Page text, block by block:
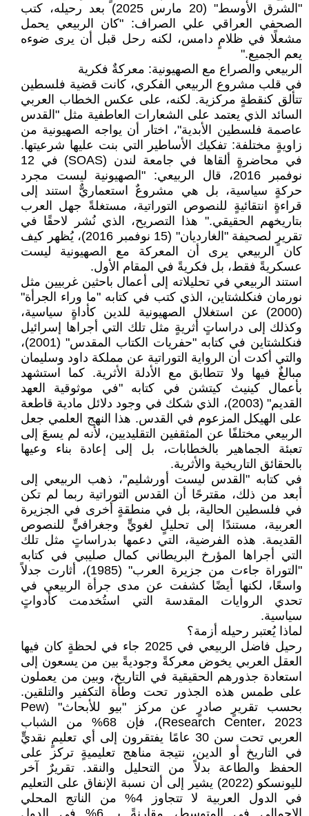
"الشرق الأوسط" (20 مارس 2025) بعد رحيله، كتب
الصحفي العراقي علي الصراف: "كان الربيعي يحمل
مشعلًا في ظلامٍ دامس، لكنه رحل قبل أن يرى ضوءه
يعم الجميع."
الربيعي والصراع مع الصهيونية: معركةٌ فكرية
في قلب مشروع الربيعي الفكري، كانت قضية فلسطين
تتألق كنقطةٍ مركزية. لكنه، على عكس الخطاب العربي
السائد الذي يعتمد على الشعارات العاطفية مثل "القدس
عاصمة فلسطين الأبدية"، اختار أن يواجه الصهيونية من
زاويةٍ مختلفة: تفكيك الأساطير التي بنت عليها شرعيتها.
في محاضرةٍ ألقاها في جامعة لندن (SOAS) في 12
نوفمبر 2016، قال الربيعي: "الصهيونية ليست مجرد
حركةٍ سياسية، بل هي مشروعٌ استعماريٌّ استند إلى
قراءةٍ انتقائيةٍ للنصوص التوراتية، مستغلةً جهل العرب
بتاريخهم الحقيقي." هذا التصريح، الذي نُشر لاحقًا في
تقريرٍ لصحيفة "الغارديان" (15 نوفمبر 2016)، يُظهر كيف
كان الربيعي يرى أن المعركة مع الصهيونية ليست
عسكريةً فقط، بل فكريةً في المقام الأول.
استند الربيعي في تحليلاته إلى أعمال باحثين غربيين مثل
نورمان فنكلشتاين، الذي كتب في كتابه "ما وراء الجرأة"
(2000) عن استغلال الصهيونية للدين كأداةٍ سياسية،
وكذلك إلى دراساتٍ أثريةٍ مثل تلك التي أجراها إسرائيل
فنكلشتاين في كتابه "حفريات الكتاب المقدس" (2001)،
والتي أكدت أن الرواية التوراتية عن مملكة داود وسليمان
مبالغٌ فيها ولا تتطابق مع الأدلة الأثرية. كما استشهد
بأعمال كينيث كيتشن في كتابه "في موثوقية العهد
القديم" (2003)، الذي شكك في وجود دلائل مادية قاطعة
على الهيكل المزعوم في القدس. هذا النهج العلمي جعل
الربيعي مختلفًا عن المثقفين التقليديين، لأنه لم يسعَ إلى
تعبئة الجماهير بالخطابات، بل إلى إعادة بناء وعيها
بالحقائق التاريخية والأثرية.
في كتابه "القدس ليست أورشليم"، ذهب الربيعي إلى
أبعد من ذلك، مقترحًا أن القدس التوراتية ربما لم تكن
في فلسطين الحالية، بل في منطقةٍ أخرى في الجزيرة
العربية، مستندًا إلى تحليلٍ لغويٍّ وجغرافيٍّ للنصوص
القديمة. هذه الفرضية، التي دعمها بدراساتٍ مثل تلك
التي أجراها المؤرخ البريطاني كمال صليبي في كتابه
"التوراة جاءت من جزيرة العرب" (1985)، أثارت جدلاً
واسعًا، لكنها أيضًا كشفت عن مدى جرأة الربيعي في
تحدي الروايات المقدسة التي استُخدمت كأدواتٍ
سياسية.
لماذا يُعتبر رحيله أزمة؟
رحيل فاضل الربيعي في 2025 جاء في لحظةٍ كان فيها
العقل العربي يخوض معركةً وجوديةً بين من يسعون إلى
استعادة جذورهم الحقيقية في التاريخ، وبين من يعملون
على طمس هذه الجذور تحت وطأة التكفير والتلقين.
بحسب تقريرٍ صادرٍ عن مركز "بيو للأبحاث" (Pew
Research Center، 2023)، فإن 68% من الشباب
العربي تحت سن 30 عامًا يفتقرون إلى أي تعليمٍ نقديٍّ
في التاريخ أو الدين، نتيجة مناهج تعليميةٍ تركز على
الحفظ والطاعة بدلاً من التحليل والنقد. تقريرٌ آخر
لليونسكو (2022) يشير إلى أن نسبة الإنفاق على التعليم
في الدول العربية لا تتجاوز 4% من الناتج المحلي